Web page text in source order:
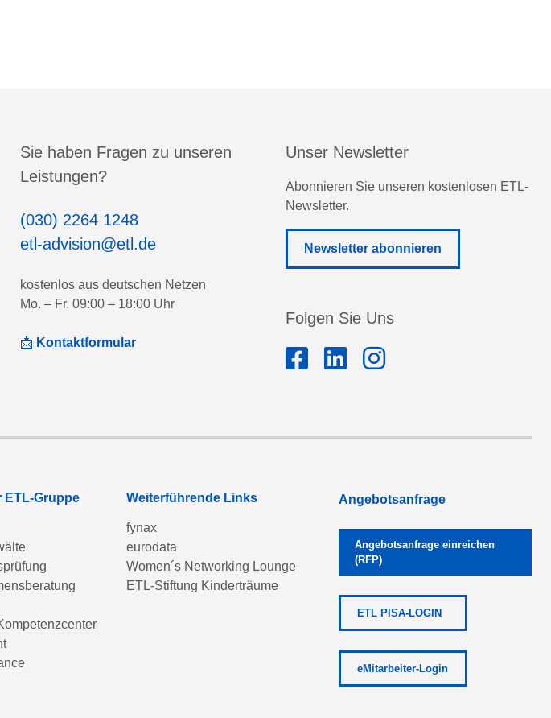
Sie haben Fragen zu unseren
Leistungen?
(030) 2264 1248
etl-advision@etl.de
kostenlos aus deutschen Netzen
Mo. – Fr. 09:00 – 18:00 Uhr
📩 Kontaktformular
Unser Newsletter
Abonnieren Sie unseren kostenlosen ETL-
Newsletter.
Newsletter abonnieren
Folgen Sie Uns
ETL-Gruppe Weiterführende Links
fynax
eurodata
Women´s Networking Lounge
ETL-Stiftung Kinderträume
Angebotsanfrage
Angebotsanfrage einreichen
(RFP)
ETL PISA-LOGIN
eMitarbeiter-Login